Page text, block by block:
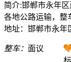
简介:邯郸市永年
各地公路运输，整
地址：邯郸市永年
整车： 面议